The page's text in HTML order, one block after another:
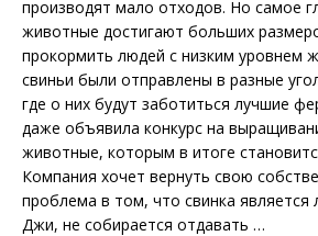
производят мало отходов. Но самое
животные достигают больших
прокормить людей с низким уровнем
свиньи были отправлены в разные
где о них будут заботиться лучшие
даже объявила конкурс на
животные, которым в итоге
Компания хочет вернуть свою
проблема в том, что свинка
Джи, не собирается отдавать …